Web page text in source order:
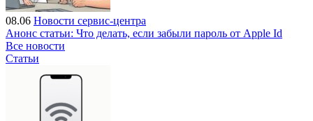
08.06 Новости сервис-центра
Анонс статьи: Что делать, если забыли пароль от Apple Id
Все новости
Статьи